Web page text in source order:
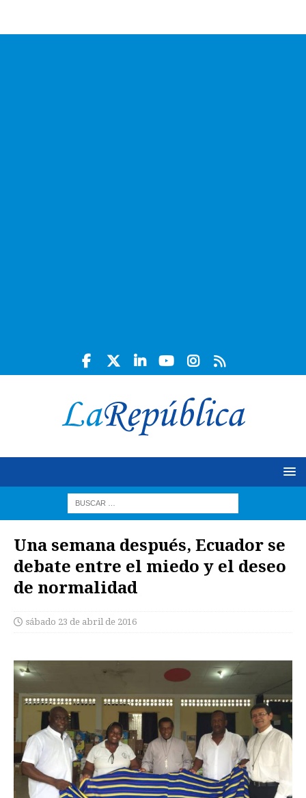
Una semana después, Ecuador se
debate entre el miedo y el deseo
de normalidad
sábado 23 de abril de 2016